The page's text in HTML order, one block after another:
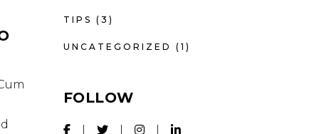
TIPS (3)
UNCATEGORIZED (1)
FOLLOW